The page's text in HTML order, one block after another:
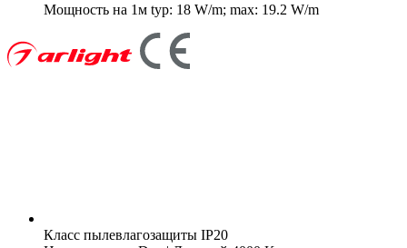
Мощность на 1м typ: 18 W/m; max: 19.2 W/m
Класс пылевлагозащиты IP20